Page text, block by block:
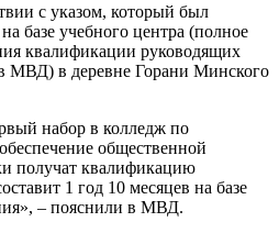
с указом, который был
базе учебного центра (полное
квалификации руководящих
МВД) в деревне Горани Минского
набор в колледж по
общественной
получат квалификацию
1 год 10 месяцев на базе
– пояснили в МВД.